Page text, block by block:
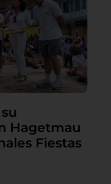
Hagetmau
Fiestas